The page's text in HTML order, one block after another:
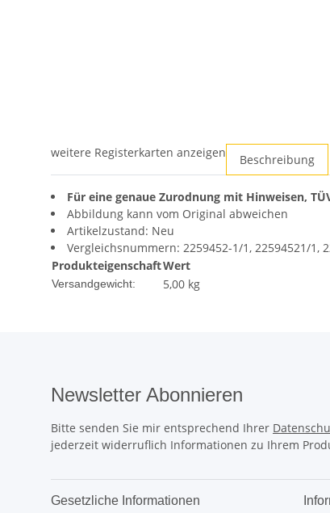
weitere Registerkarten anzeigen Beschreibung
Für eine genaue Zurodnung mit Hinweisen,
Abbildung kann vom Original abweichen
Artikelzustand: Neu
Vergleichsnummern: 2259452-1/1, 22594521/1,
ProdukteigenschaftWert
Versandgewicht: 5,00 kg
Newsletter Abonnieren
Bitte senden Sie mir entsprechend Ihrer
jederzeit widerruflich Informationen zu Ihrem
Gesetzliche Informationen